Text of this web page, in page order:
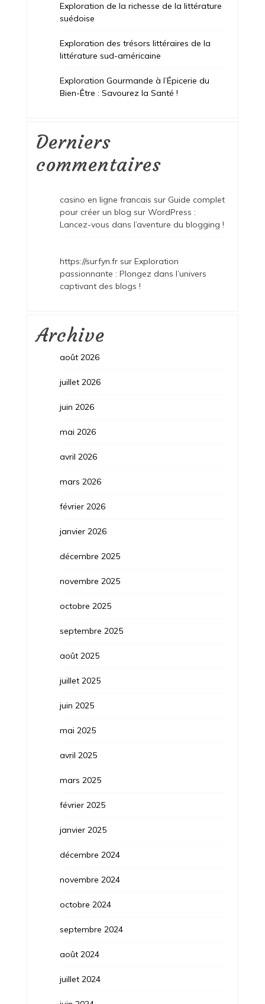
Exploration de la richesse de la littérature
suédoise
Exploration des trésors littéraires de la
littérature sud-américaine
Exploration Gourmande à l’Épicerie du
Bien-Être : Savourez la Santé !
Derniers
commentaires
casino en ligne francais sur Guide complet
pour créer un blog sur WordPress :
Lancez-vous dans l’aventure du blogging !
https://surfyn.frsur Exploration
passionnante : Plongez dans l’univers
captivant des blogs !
Archive
août 2026
juillet 2026
juin 2026
mai 2026
avril 2026
mars 2026
février 2026
janvier 2026
décembre 2025
novembre 2025
octobre 2025
septembre 2025
août 2025
juillet 2025
juin 2025
mai 2025
avril 2025
mars 2025
février 2025
janvier 2025
décembre 2024
novembre 2024
octobre 2024
septembre 2024
août 2024
juillet 2024